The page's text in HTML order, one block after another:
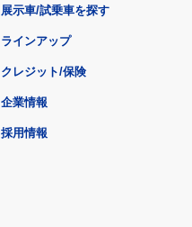
展示車/試乗車を探す
ラインアップ
クレジット/保険
企業情報
採用情報